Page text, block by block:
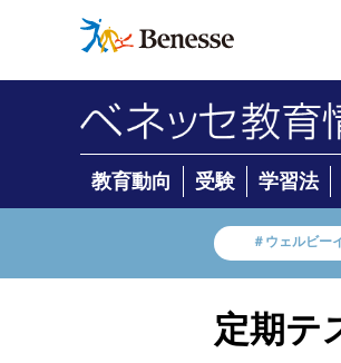
教育動向 受験 学習法
＃ウェルビー
定期テ